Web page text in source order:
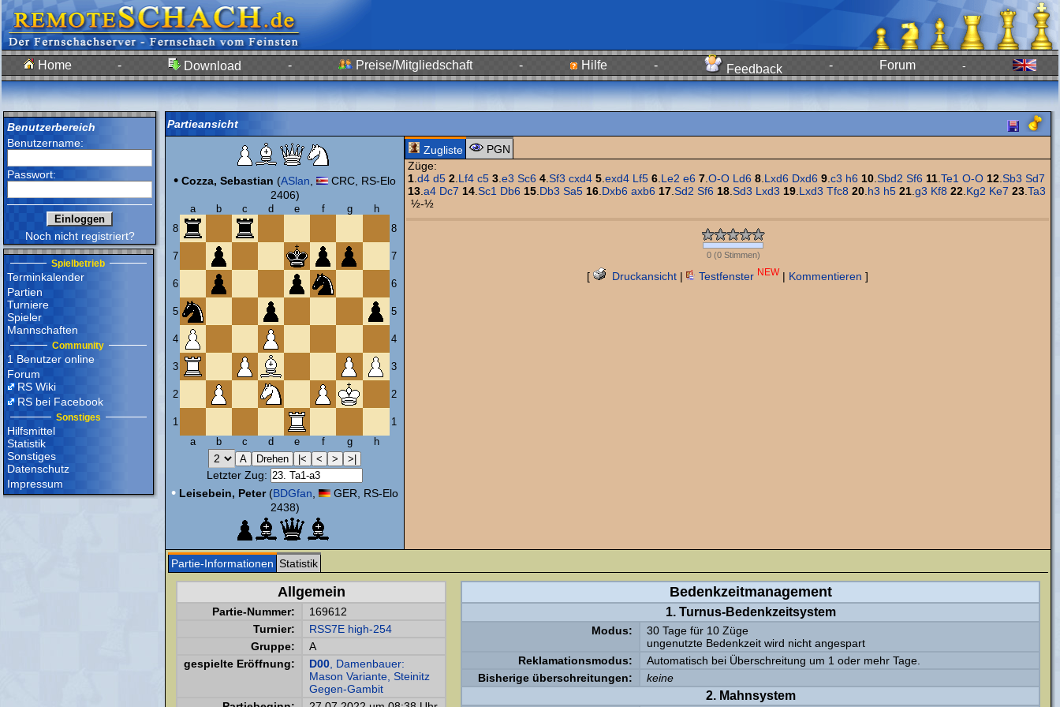
Home - Download - Preise/Mitgliedschaft - Hilfe - Feedback - Forum -
Benutzerbereich
Benutzername:
Passwort:
Noch nicht registriert?
Spielbetrieb
Terminkalender
Partien
Turniere
Spieler
Mannschaften
Community
1 Benutzer online
Forum
RS Wiki
RS bei Facebook
Sonstiges
Hilfsmittel
Statistik
Sonstiges
Datenschutz
Impressum
Partieansicht
• Cozza, Sebastian (ASlan
CRC, RS-Elo
2406)
a b c d e f g
h
8
8
7 7
6 6
5 5
4 4
3 3
2 2
1
1
a
b c d e f g h
Letzter Zug:
• Leisebein, Peter(BDGfan
GER, RS-Elo
2438)
Zugliste
PGN
Züge:
1 d4 d5 2 Lf4 c5 3 e3 Sc6 4 Sf3 cxd4 5 exd4 Lf5 6 Le2 e6 7 O-O Ld6 8 Lxd6 Dxd6 9 c3 h6 10 Sbd2 Sf6 11 Te1 O-O 12 Sb3 Sd7
13 a4 Dc7 14 Sc1 Db6 15 Db3 Sa5 16 Dxb6 axb6 17 Sd2 Sf6 18 Sd3 Lxd3 19 Lxd3 Tfc8 20 h3 h5 21 g3 Kf8 22 Kg2 Ke7 23 Ta3
½-½
0(0Stimmen)
[ Druckansicht | Testfenster NEW | Kommentieren ]
Partie-Informationen Statistik
Allgemein
Partie-Nummer:
169612
Turnier:
RSS7E high-254
Gruppe:
A
gespielte Eröffnung:
D00 , Damenbauer:
Mason Variante, Steinitz
Gegen-Gambit
Bedenkzeitmanagement
1. Turnus-Bedenkzeitsystem
Modus:
30 Tage für 10 Züge
ungenutzte Bedenkzeit wird nicht angespart
Reklamationsmodus:
Automatisch bei Überschreitung um 1 oder mehr Tage.
Bisherige überschreitungen:
keine
2. Mahnsystem